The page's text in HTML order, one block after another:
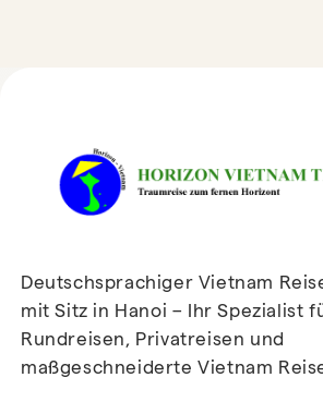
Newsletter
Deutschsprachiger Vietnam
mit Sitz in Hanoi – Ihr Spezialist
Rundreisen, Privatreisen und
maßgeschneiderte Vietnam